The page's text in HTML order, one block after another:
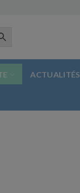
ACTUALITÉS